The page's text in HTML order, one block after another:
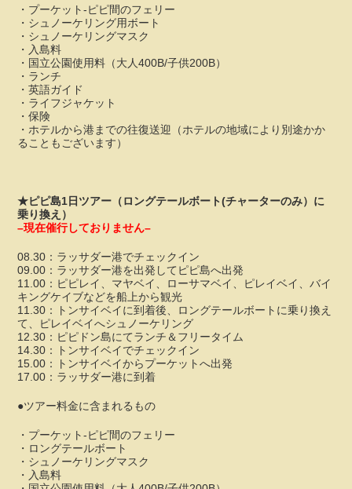
・プーケット-ピピ間のフェリー
・シュノーケリング用ボート
・シュノーケリングマスク
・入島料
・国立公園使用料（大人400B/子供200B）
・ランチ
・英語ガイド
・ライフジャケット
・保険
・ホテルから港までの往復送迎（ホテルの地域により別途かか
ることもございます）
★ピピ島1日ツアー（ロングテールボート(チャーターのみ） に
乗り換え）
–現在催行しておりません–
08.30：ラッサダー港でチェックイン
09.00：ラッサダー港を出発してピピ島へ出発
11.00：ピピレイ、マヤベイ、ローサマベイ、ピレイベイ、バイ
キングケイブなどを船上から観光
11.30：トンサイベイに到着後、ロングテールボートに乗り換え
て、ピレイベイへシュノーケリング
12.30：ピピドン島にてランチ＆フリータイム
14.30：トンサイベイでチェックイン
15.00：トンサイベイからプーケットへ出発
17.00：ラッサダー港に到着
●ツアー料金に含まれるもの
・プーケット-ピピ間のフェリー
・ロングテールボート
・シュノーケリングマスク
・入島料